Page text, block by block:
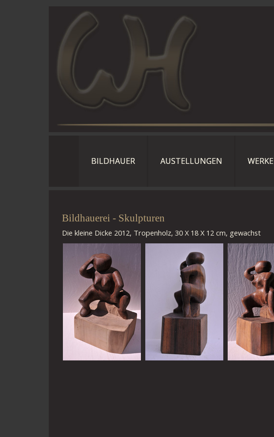
BILDHAUER AUSTELLUNGEN WERKE
Bildhauerei - Skulpturen
Die kleine Dicke 2012, Tropenholz, 30 X 18 X 12 cm, gewachst